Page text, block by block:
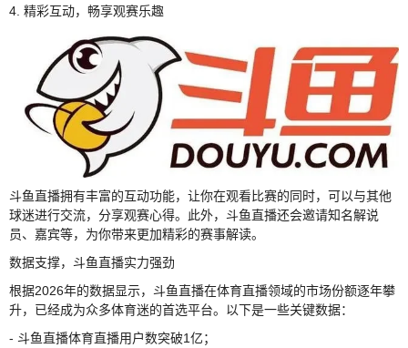
4. 精彩互动，畅享观赛乐趣
斗鱼直播拥有丰富的互动功能，让你在观看比赛的同时，可以与其他
球迷进行交流，分享观赛心得。此外，斗鱼直播还会邀请知名解说
员、嘉宾等，为你带来更加精彩的赛事解读。
数据支撑，斗鱼直播实力强劲
根据2026年的数据显示，斗鱼直播在体育直播领域的市场份额逐年攀
升，已经成为众多体育迷的首选平台。以下是一些关键数据：
- 斗鱼直播体育直播用户数突破1亿；